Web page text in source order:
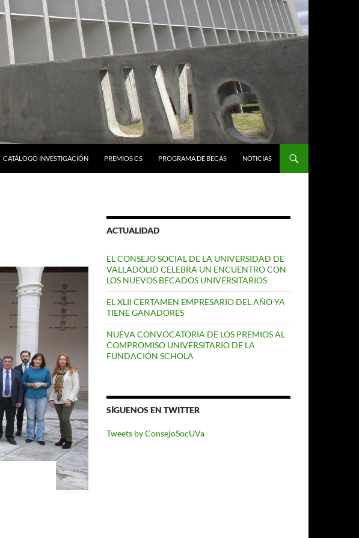
CATÁLOGO INVESTIGACIÓN PREMIOS CS PROGRAMA DE BECAS NOTICIAS
ACTUALIDAD
EL CONSEJO SOCIAL DE LA UNIVERSIDAD DE
VALLADOLID CELEBRA UN ENCUENTRO CON
LOS NUEVOS BECADOS UNIVERSITARIOS
EL XLII CERTAMEN EMPRESARIO DEL AÑO YA
TIENE GANADORES
NUEVA CONVOCATORIA DE LOS PREMIOS AL
COMPROMISO UNIVERSITARIO DE LA
FUNDACIÓN SCHOLA
SÍGUENOS EN TWITTER
Tweets by ConsejoSocUVa